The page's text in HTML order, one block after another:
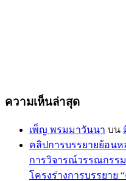
ความเห็นล่าสุด
เพ็ญ พรมมาวันนา บน
คลิปการบรรยายย้อน
การวิจารณ์วรรณกรรม
โครงร่างการบรรยาย